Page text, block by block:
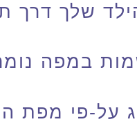
שלך דרך
במפה
על-פי מפת